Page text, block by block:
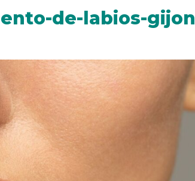
de-labios-gijon